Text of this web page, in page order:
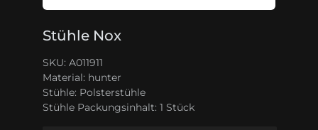
Stühle Nox
SKU: A011911
Material: hunter
Stühle: Polsterstühle
Stühle Packungsinhalt: 1 Stück